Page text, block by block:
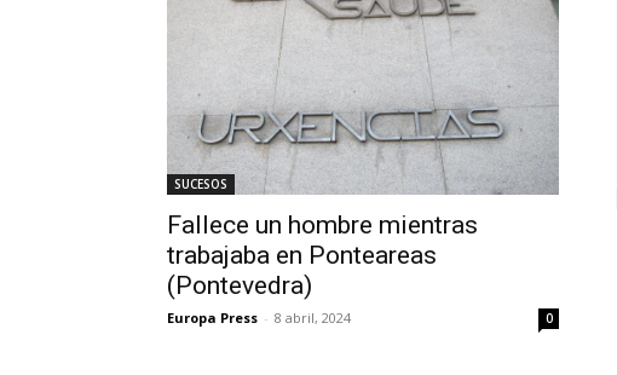
SUCESOS
Fallece un hombre mientras
trabajaba en Ponteareas
(Pontevedra)
Europa Press - 8 abril, 2024 0